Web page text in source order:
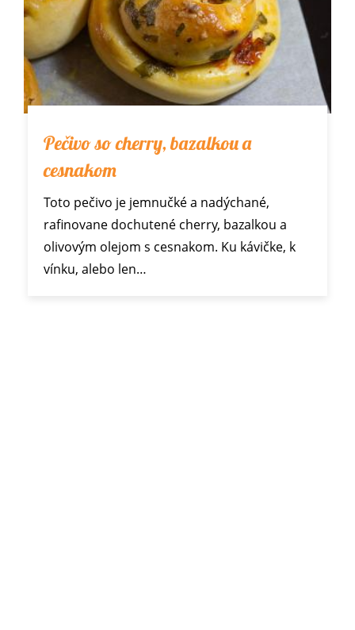
Pečivo so cherry, bazalkou a
cesnakom
Toto pečivo je jemnučké a nadýchané,
rafinovane dochutené cherry, bazalkou a
olivovým olejom s cesnakom. Ku kávičke, k
vínku, alebo len…